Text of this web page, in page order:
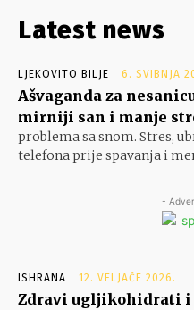
Latest news
LJEKOVITO BILJE 6. SVIBNJA
Ašvaganda za
mirniji san i manje
problema sa snom. Stres,
telefona prije spavanja i
-
ISHRANA 12. VELJAČE 2026.
Zdravi ugljikohidrati